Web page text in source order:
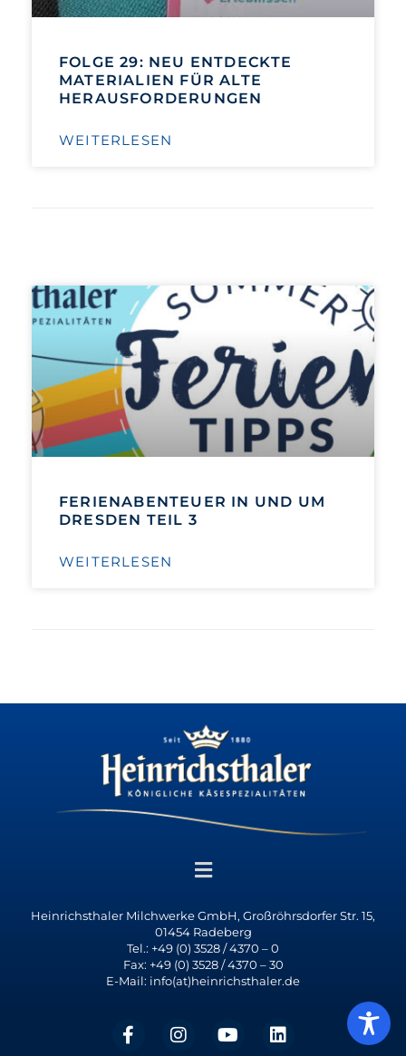
FOLGE 29: NEU ENTDECKTE
MATERIALIEN FÜR ALTE
HERAUSFORDERUNGEN
WEITERLESEN
FERIENABENTEUER IN UND UM
DRESDEN TEIL 3
WEITERLESEN
Heinrichsthaler Milchwerke GmbH, Großröhrsdorfer Str. 15,
01454 Radeberg
Tel.: +49 (0) 3528 / 4370 – 0
Fax: +49 (0) 3528 / 4370 – 30
E-Mail: info(at)heinrichsthaler.de